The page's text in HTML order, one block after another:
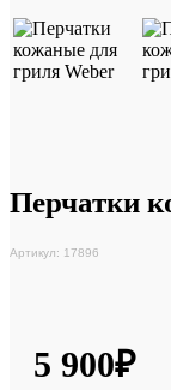
Перчатки
Артикул: 17896
5 900₽